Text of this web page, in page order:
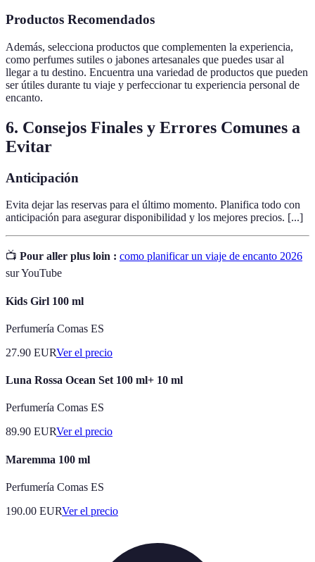
Productos Recomendados
Además, selecciona productos que complementen la experiencia,
como perfumes sutiles o jabones artesanales que puedes usar al
llegar a tu destino. Encuentra una variedad de productos que pueden
ser útiles durante tu viaje y perfeccionar tu experiencia personal de
encanto.
6. Consejos Finales y Errores Comunes a
Evitar
Anticipación
Evita dejar las reservas para el último momento. Planifica todo con
anticipación para asegurar disponibilidad y los mejores precios. [...]
📺 Pour aller plus loin : como planificar un viaje de encanto 2026
sur YouTube
Kids Girl 100 ml
Perfumería Comas ES
27.90 EURVer el precio
Luna Rossa Ocean Set 100 ml+ 10 ml
Perfumería Comas ES
89.90 EURVer el precio
Maremma 100 ml
Perfumería Comas ES
190.00 EURVer el precio